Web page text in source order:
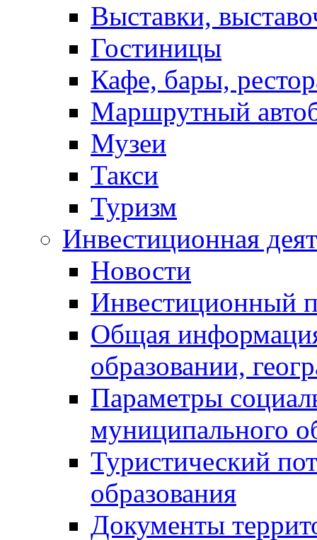
Выставки,
Гостиницы
Кафе, бары,
Маршрутный
Музеи
Такси
Туризм
Инвестиционная
Новости
Инвестиционный
Общая
образовании,
Параметры
муниципального
Туристический
образования
Документы